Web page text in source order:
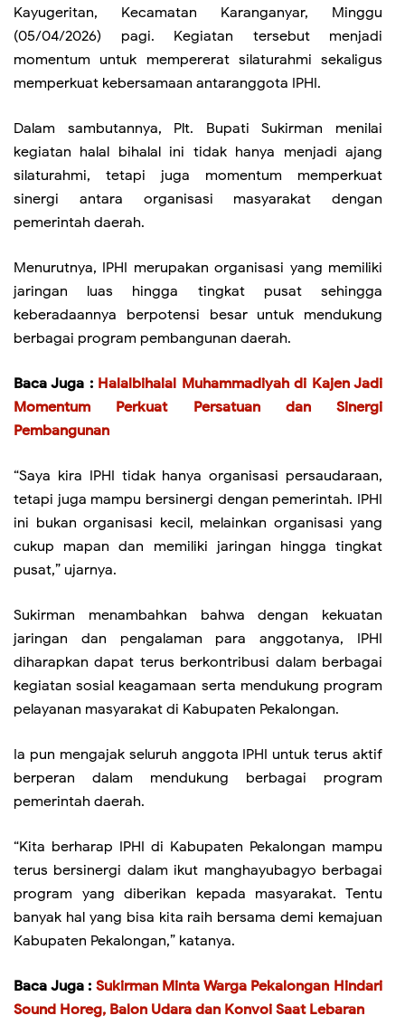
Kayugeritan, Kecamatan Karanganyar, Minggu
(05/04/2026) pagi. Kegiatan tersebut menjadi
momentum untuk mempererat silaturahmi sekaligus
memperkuat kebersamaan antaranggota IPHI.
Dalam sambutannya, Plt. Bupati Sukirman menilai
kegiatan halal bihalal ini tidak hanya menjadi ajang
silaturahmi, tetapi juga momentum memperkuat
sinergi antara organisasi masyarakat dengan
pemerintah daerah.
Menurutnya, IPHI merupakan organisasi yang memiliki
jaringan luas hingga tingkat pusat sehingga
keberadaannya berpotensi besar untuk mendukung
berbagai program pembangunan daerah.
Baca Juga : Halalbihalal Muhammadiyah di Kajen Jadi
Momentum Perkuat Persatuan dan Sinergi
Pembangunan
“Saya kira IPHI tidak hanya organisasi persaudaraan,
tetapi juga mampu bersinergi dengan pemerintah. IPHI
ini bukan organisasi kecil, melainkan organisasi yang
cukup mapan dan memiliki jaringan hingga tingkat
pusat,” ujarnya.
Sukirman menambahkan bahwa dengan kekuatan
jaringan dan pengalaman para anggotanya, IPHI
diharapkan dapat terus berkontribusi dalam berbagai
kegiatan sosial keagamaan serta mendukung program
pelayanan masyarakat di Kabupaten Pekalongan.
Ia pun mengajak seluruh anggota IPHI untuk terus aktif
berperan dalam mendukung berbagai program
pemerintah daerah.
“Kita berharap IPHI di Kabupaten Pekalongan mampu
terus bersinergi dalam ikut manghayubagyo berbagai
program yang diberikan kepada masyarakat. Tentu
banyak hal yang bisa kita raih bersama demi kemajuan
Kabupaten Pekalongan,” katanya.
Baca Juga : Sukirman Minta Warga Pekalongan Hindari
Sound Horeg, Balon Udara dan Konvoi Saat Lebaran